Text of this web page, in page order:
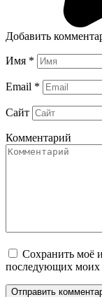
Добавить
Имя *
Email *
Сайт
Комментарий
Сохранить моё
последующих моих